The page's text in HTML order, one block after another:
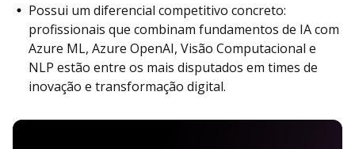
Possui um diferencial competitivo concreto:
profissionais que combinam fundamentos de IA com
Azure ML, Azure OpenAI, Visão Computacional e
NLP estão entre os mais disputados em times de
inovação e transformação digital.